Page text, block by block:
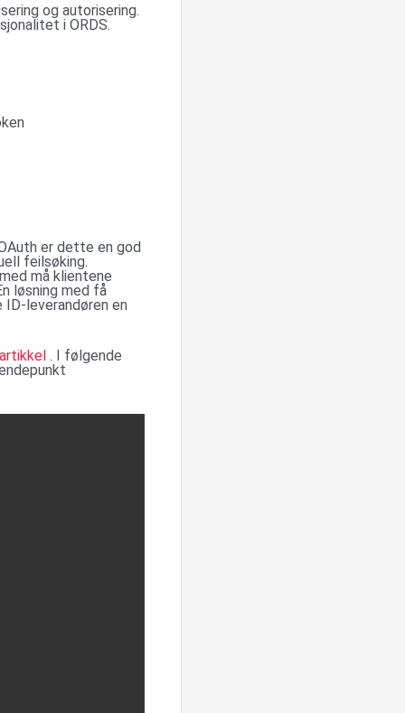
og autorisering.
i ORDS.
er dette en god
feilsøking.
må klientene
løsning med få
leverandøren en
. I følgende